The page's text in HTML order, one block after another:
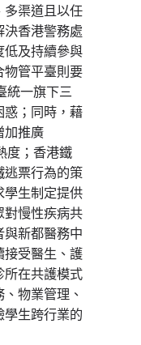
多渠道且以任
香港警務處
低及持續參與
物管平臺則要
統一旗下三
惑；同時，藉
加推廣
度；香港鐵
逃票行為的策
學生制定提供
對慢性疾病共
新都醫務中
接受醫生、護
所在共護模式
物業管理、
生跨行業的